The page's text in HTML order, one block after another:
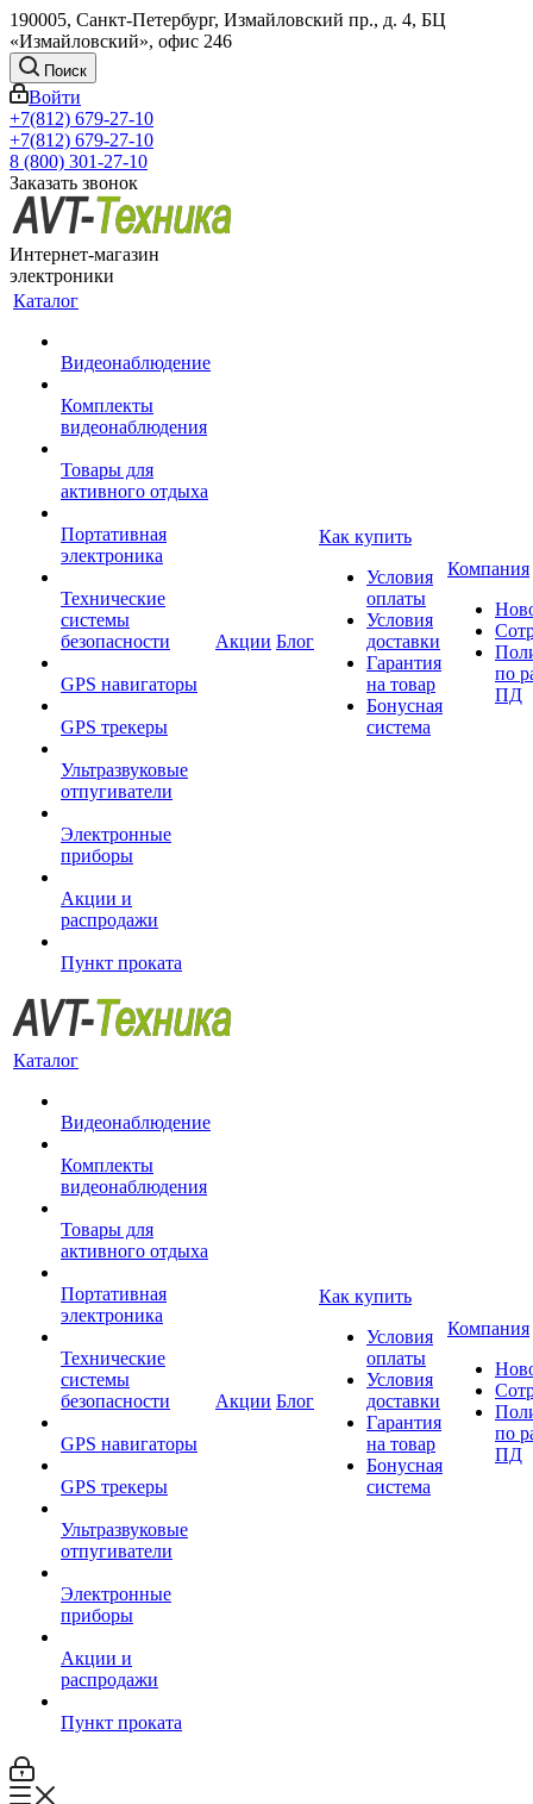
190005, Санкт-Петербург, Измайловский пр., д. 4, БЦ
«Измайловский», офис 246
Поиск
Войти
+7(812) 679-27-10
+7(812) 679-27-10
8 (800) 301-27-10
Заказать звонок
Интернет-магазин
электроники
Каталог
Видеонаблюдение
Комплекты
видеонаблюдения
Товары для
активного отдыха
Портативная
электроника
Технические
системы
безопасности
GPS навигаторы
GPS трекеры
Ультразвуковые
отпугиватели
Электронные
приборы
Акции и
распродажи
Пункт проката
Акции Блог
Как купить
Условия
оплаты
Условия
доставки
Гарантия
на товар
Бонусная
система
Компания
по
ПД
Каталог
Видеонаблюдение
Комплекты
видеонаблюдения
Товары для
активного отдыха
Портативная
электроника
Технические
системы
безопасности
GPS навигаторы
GPS трекеры
Ультразвуковые
отпугиватели
Электронные
приборы
Акции и
распродажи
Пункт проката
Акции Блог
Как купить
Условия
оплаты
Условия
доставки
Гарантия
на товар
Бонусная
система
Компания
по
ПД